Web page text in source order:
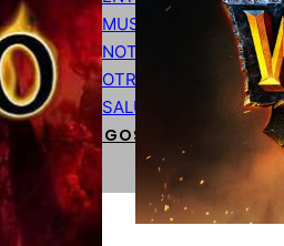
MUSICA
NOTICIAS
OTROS
SALUD
CÓDIGOS DE